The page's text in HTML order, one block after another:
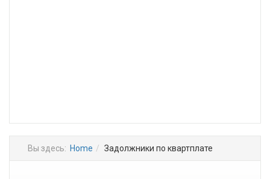
Вы здесь: Home Задолжники по квартплате